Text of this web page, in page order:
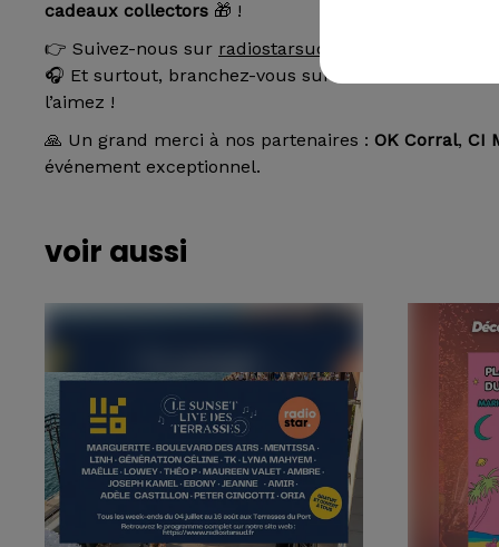
cadeaux collectors 🎁 !
👉 Suivez-nous sur radiostarsud.fr
🎧 Et surtout, branchez-vous sur Radio Star –
l’aimez !
🙏 Un grand merci à nos partenaires : OK Corral, CI
événement exceptionnel.
voir aussi